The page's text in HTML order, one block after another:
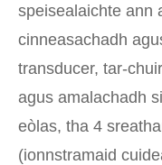
speisealaichte ann
cinneasachadh
transducer, tar-
agus amalachadh
eòlas, tha 4
(ionnstramaid